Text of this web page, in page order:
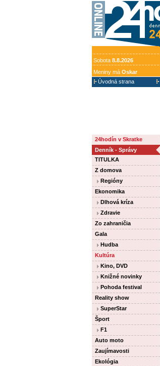
Sobota 8.8.2026
Meniny má Oskar
Úvodná strana
24hodín v Skratke
Denník - Správy
TITULKA
Z domova
Regióny
Ekonomika
Dlhová kríza
Zdravie
Zo zahraničia
Gala
Hudba
Kultúra
Kino, DVD
Knižné novinky
Pohoda festival
Reality show
SuperStar
Šport
F1
Auto moto
Zaujímavosti
Ekológia